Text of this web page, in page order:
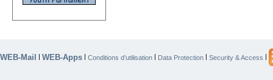
WEB-Mail WEB-Apps Conditions d’utilisation Data Protection Security & Access